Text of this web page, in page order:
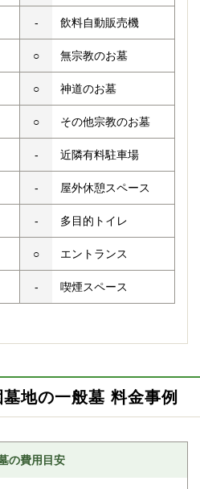
- 飲料自動販売機
○ 無宗教のお墓
○ 神道のお墓
○ その他宗教のお墓
- 近隣有料駐車場
- 屋外休憩スペース
- 多目的トイレ
○ エントランス
- 喫煙スペース
地の一般墓 料金事例
の費用目安